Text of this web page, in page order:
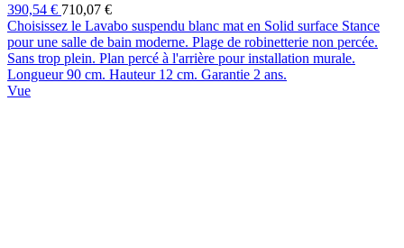
390,54 € 710,07 €
Choisissez le Lavabo suspendu blanc mat en Solid surface Stance
pour une salle de bain moderne. Plage de robinetterie non percée.
Sans trop plein. Plan percé à l'arrière pour installation murale.
Longueur 90 cm. Hauteur 12 cm. Garantie 2 ans.
Vue